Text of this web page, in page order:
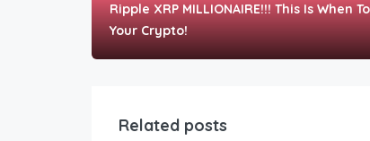
Ripple XRP MILLIONAIRE!!! This Is When
Your Crypto!
Related posts